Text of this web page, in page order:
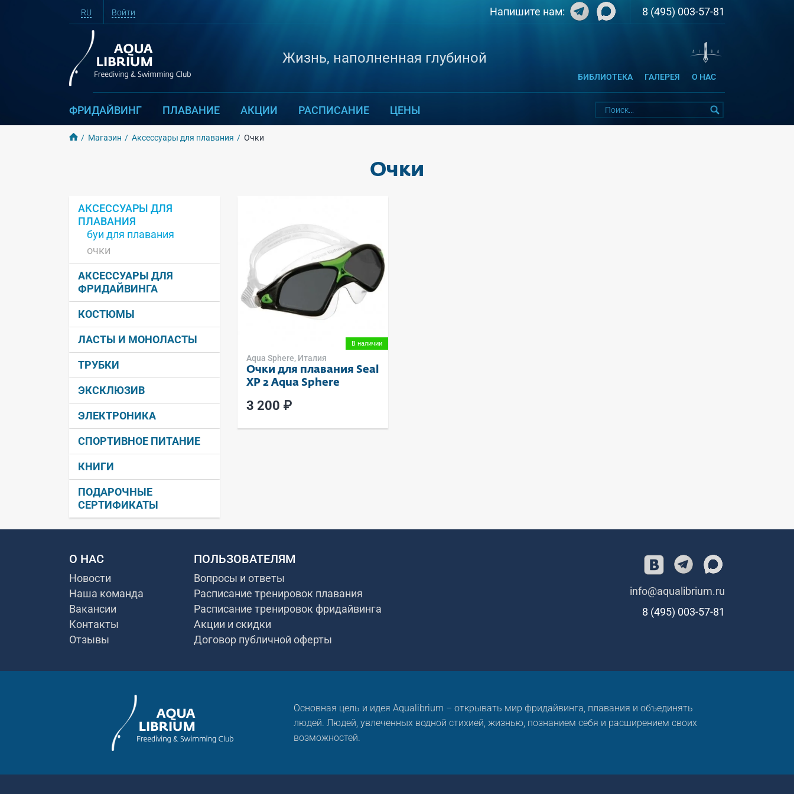
RU Войти Напишите нам: 8 (495) 003-57-81
Жизнь, наполненная глубиной
БИБЛИОТЕКА ГАЛЕРЕЯ О НАС
ФРИДАЙВИНГ ПЛАВАНИЕ АКЦИИ РАСПИСАНИЕ ЦЕНЫ
Магазин Аксессуары для плавания Очки
Очки
АКСЕССУАРЫ ДЛЯ
ПЛАВАНИЯ
буи для плавания
очки
АКСЕССУАРЫ ДЛЯ
ФРИДАЙВИНГА
КОСТЮМЫ
ЛАСТЫ И МОНОЛАСТЫ
ТРУБКИ
ЭКСКЛЮЗИВ
ЭЛЕКТРОНИКА
СПОРТИВНОЕ ПИТАНИЕ
КНИГИ
ПОДАРОЧНЫЕ
СЕРТИФИКАТЫ
В наличии
Aqua Sphere, Италия
Очки для плавания Seal
XP 2 Aqua Sphere
3 200 ₽
О НАС
Новости
Наша команда
Вакансии
Контакты
Отзывы
ПОЛЬЗОВАТЕЛЯМ
Вопросы и ответы
Расписание тренировок плавания
Расписание тренировок фридайвинга
Акции и скидки
Договор публичной оферты
info@aqualibrium.ru
8 (495) 003-57-81
Основная цель и идея Aqualibrium – открывать мир фридайвинга, плавания и объединять
людей. Людей, увлеченных водной стихией, жизнью, познанием себя и расширением своих
возможностей.